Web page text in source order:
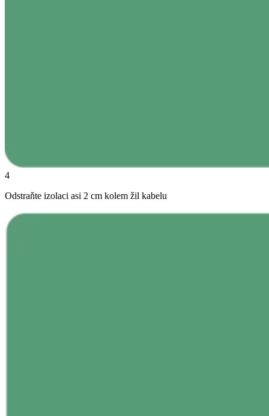
4
Odstraňte izolaci asi 2 cm kolem žil kabelu